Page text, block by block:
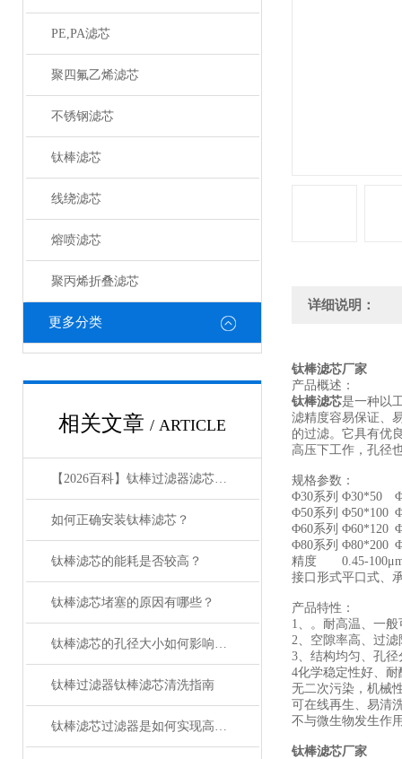
PE,PA滤芯
聚四氟乙烯滤芯
不锈钢滤芯
钛棒滤芯
线绕滤芯
熔喷滤芯
聚丙烯折叠滤芯
更多分类
相关文章 / ARTICLE
【2026百科】钛棒过滤器滤芯的孔径0.22μm与0.45μm分别适用于哪些场景？
如何正确安装钛棒滤芯？
钛棒滤芯的能耗是否较高？
钛棒滤芯堵塞的原因有哪些？
钛棒滤芯的孔径大小如何影响过滤效果？
钛棒过滤器钛棒滤芯清洗指南
钛棒滤芯过滤器是如何实现高精密过滤的？
详细说明：
钛棒滤芯厂家
产品概述：
钛棒滤芯是一种以
滤精度容易保证、
的过滤。它具有优
高压下工作，孔径
规格参数：
Φ30系列 Φ30*50
Φ50系列 Φ50*100
Φ60系列 Φ60*120
Φ80系列 Φ80*200
精度
0.45-
接口形式平口式、
产品特性：
1、。耐高温、一
2、空隙率高、过
3、结构均匀、孔
4化学稳定性好、
无二次污染，机械
可在线再生、易清
不与微生物发生作
钛棒滤芯厂家